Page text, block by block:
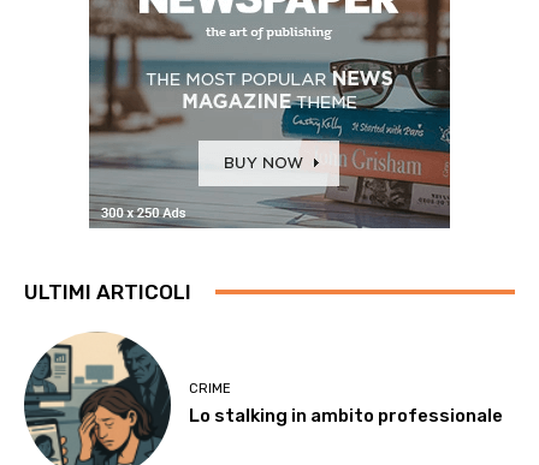
ULTIMI ARTICOLI
CRIME
Lo stalking in ambito professionale